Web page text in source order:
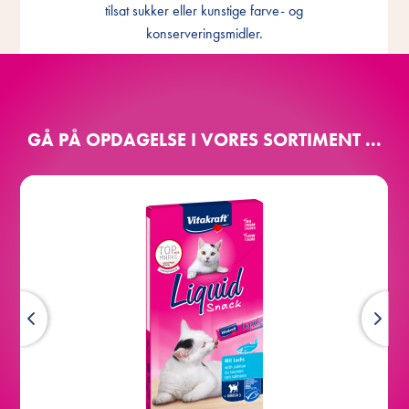
nydelse
tilsat sukker eller kunstige farve- og
konserveringsmidler.
GÅ PÅ OPDAGELSE I VORES SORTIMENT ...